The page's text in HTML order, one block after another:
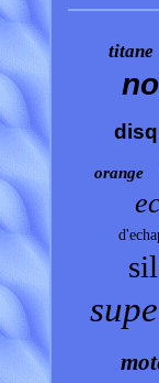
titane
orange